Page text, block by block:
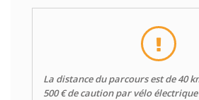
La distance du parcours est de 40
500 € de caution par vélo électrique